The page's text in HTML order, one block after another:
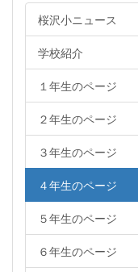
桜沢小ニュース
学校紹介
１年生のページ
２年生のページ
３年生のページ
４年生のページ
５年生のページ
６年生のページ